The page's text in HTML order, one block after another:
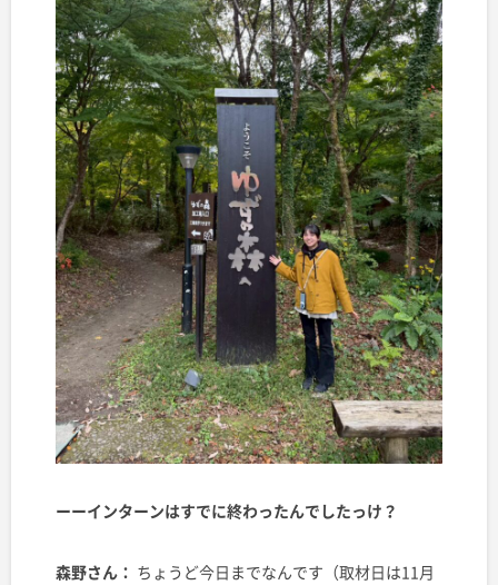
ーーインターンはすでに終わったんでしたっけ？
森野さん： ちょうど今日までなんです（取材日は11月